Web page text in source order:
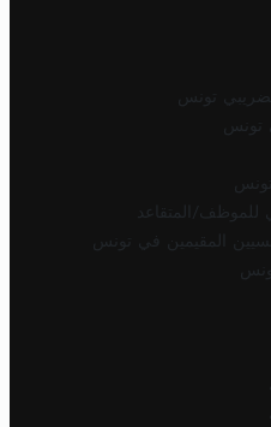
تونس
تونس
المتقاعد
المقيمين في تونس